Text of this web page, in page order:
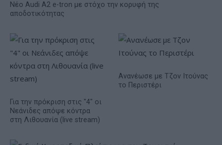
Νέο Audi A2 e-tron με στόχο την κορυφή της
αποδοτικότητας
Για την πρόκριση στις "4" οι
Νεάνιδες απόψε κόντρα
στη Λιθουανία (live stream)
Ανανέωσε με Τζον Ιτούνας
το Περιστέρι